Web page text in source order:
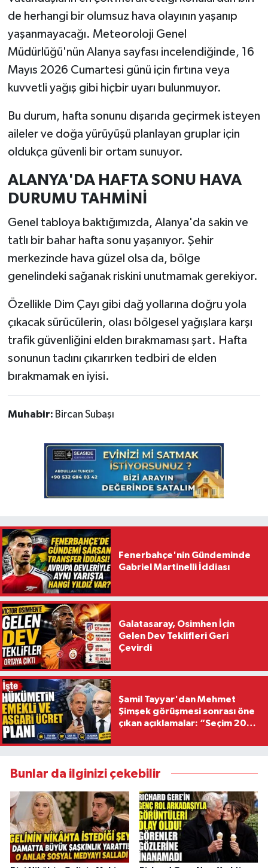
de herhangi bir olumsuz hava olayının yaşanıp
yaşanmayacağı. Meteoroloji Genel
Müdürlüğü'nün Alanya sayfası incelendiğinde, 16
Mayıs 2026 Cumartesi günü için fırtına veya
kuvvetli yağış gibi hiçbir uyarı bulunmuyor.
Bu durum, hafta sonunu dışarıda geçirmek isteyen
aileler ve doğa yürüyüşü planlayan gruplar için
oldukça güvenli bir ortam sunuyor.
ALANYA'DA HAFTA SONU HAVA
DURUMU TAHMİNİ
Genel tabloya baktığımızda, Alanya'da sakin ve
tatlı bir bahar hafta sonu yaşanıyor. Şehir
merkezinde hava güzel olsa da, bölge
genelindeki sağanak riskini unutmamak gerekiyor.
Özellikle Dim Çayı gibi dağ yollarına doğru yola
çıkacak sürücülerin, olası bölgesel yağışlara karşı
trafik güvenliğini elden bırakmaması şart. Hafta
sonunun tadını çıkarırken tedbiri de elden
bırakmamak en iyisi.
Muhabir: Bircan Subaşı
Fenerbahçe'nin Gündeminde
Gabriel Martinelli İddiası
Galatasaray, Osimhen İçin
Gelen Dev Teklifleri Geri
Çevirdi
Şamil Tayyar'dan Mehmet
Şimşek görüşmesi sonrası öne
çıkan açıklamalar: “Seçim 2028
Bunlar da ilginizi çekebilir